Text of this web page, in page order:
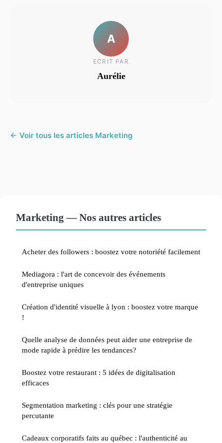
A
ECRIT PAR
Aurélie
← Voir tous les articles Marketing
Marketing — Nos autres articles
Acheter des followers : boostez votre notoriété facilement
Mediagora : l'art de concevoir des événements
d'entreprise uniques
Création d'identité visuelle à lyon : boostez votre marque
!
Quelle analyse de données peut aider une entreprise de
mode rapide à prédire les tendances?
Boostez votre restaurant : 5 idées de digitalisation
efficaces
Segmentation marketing : clés pour une stratégie
percutante
Cadeaux corporatifs faits au québec : l'authenticité au